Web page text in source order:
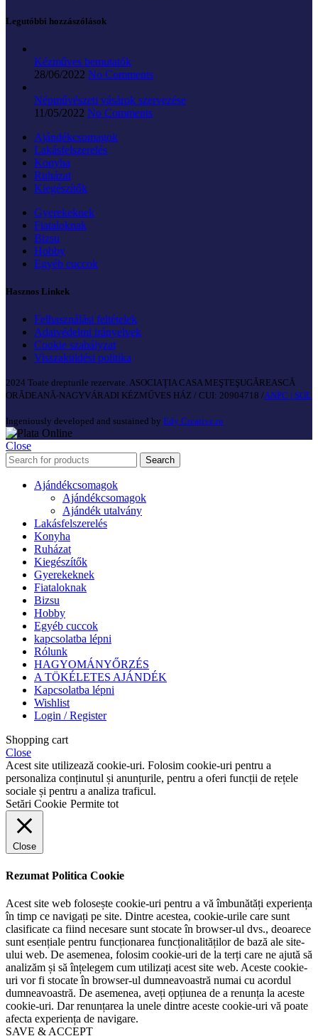
Legutóbbi hozzászólások
Kézműves bemutatók
28/06/2022 No Comments
Népművészeti vásárok szervezése
11/05/2022 No Comments
Ajándékcsomagok
Lakásfelszerelés
Konyha
Ruházat
Kiegészítők
Gyerekeknek
Fiataloknak
Bizsu
Hobby
Egyéb cuccok
Hasznos Linkek
Felhasználási feltételek
Adatvédelmi irányelvek
Cookie szabályzat
Visszaküldési politika
2024 Toate drepturile rezervate. ASOCIAȚIA CASA MEŞTEŞUGĂREASCĂ
ORĂDEANĂ-NAGYVÁRADI KÉZMŰVES HÁZ / CUI: 20904718 /ANPC | SOL
Ingeniously developed and sustained by Edy Creative.ro
Close
Search
Ajándékcsomagok
Ajándékcsomagok
Ajándék utalvány
Lakásfelszerelés
Konyha
Ruházat
Kiegészítők
Gyerekeknek
Fiataloknak
Bizsu
Hobby
Egyéb cuccok
kapcsolatba lépni
Rólunk
HAGYOMÁNYŐRZÉS
A TÖKÉLETES AJÁNDÉK
Kapcsolatba lépni
Wishlist
Login / Register
Shopping cart
Close
Acest site utilizează cookie-uri. Folosim cookie-uri pentru a
personaliza conținutul și anunțurile, pentru a oferi funcții de rețele
sociale și pentru a analiza traficul.
Setări Cookie Permite tot
Close
Rezumat Politica Cookie
Acest site web folosește cookie-uri pentru a vă îmbunătăți experiența
în timp ce navigați pe site. Dintre acestea, cookie-urile care sunt
clasificate ca fiind necesare sunt stocate în browser-ul dvs., deoarece
sunt esențiale pentru funcționarea funcționalităților de bază ale site-
ului web. De asemenea, folosim cookie-uri de la terți care ne ajută să
analizăm și să înțelegem cum utilizați acest site web. Aceste cookie-
uri vor fi stocate în browser-ul dumneavoastră numai cu acordul
dumneavoastră. De asemenea, aveți opțiunea de a renunța la aceste
cookie-uri. Dar renunțarea la unele dintre aceste cookie-uri vă poate
afecta experiența de navigare.
SAVE & ACCEPT